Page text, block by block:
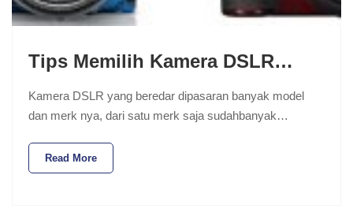
Tips Memilih Kamera DSLR…
Kamera DSLR yang beredar dipasaran banyak model
dan merk nya, dari satu merk saja sudahbanyak…
Read More